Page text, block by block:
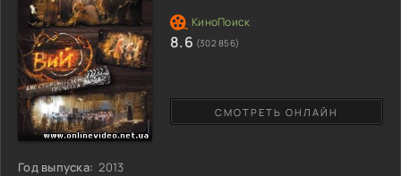
Год выпуска: 2013
СМОТРЕТЬ ОНЛАЙН
8.6 (302 856)